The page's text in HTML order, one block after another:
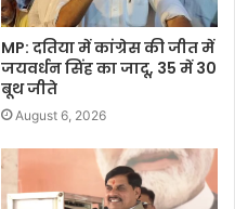
MP: दतिया में कांग्रेस की जीत में
जयवर्धन सिंह का जादू, 35 में 30
बूथ जीते
August 6, 2026